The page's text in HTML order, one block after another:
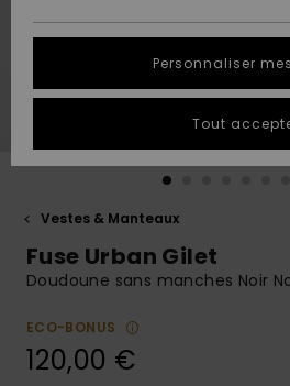
A
Découvrir
A
Découvrir
tailles
conversation
obtenir la
plus rapide
à votre
QUIKSILVER
Vestes & Manteaux
Fuse Urban Gilet
Doudoune sans manches Noir
ECO-BONUS
120,00 €
Personnaliser
Tout